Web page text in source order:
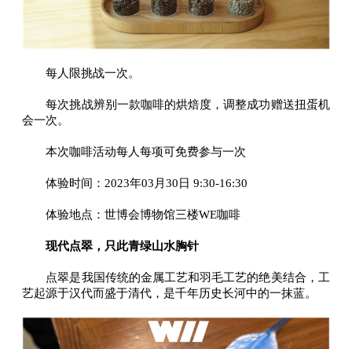
每人限挑战一次。
每次挑战辨别一款咖啡的烘焙度，调整成功赠送扭蛋机
会一次。
本次咖啡活动每人每项可免费参与一次
体验时间：2023年03月30日 9:30-16:30
体验地点：世博会博物馆三楼WE咖啡
现代点翠，只此青绿山水胸针
点翠是我国传统的金属工艺和羽毛工艺的绝美结合，工
艺起源于汉代而盛于清代，是千年历史长河中的一抹蓝。